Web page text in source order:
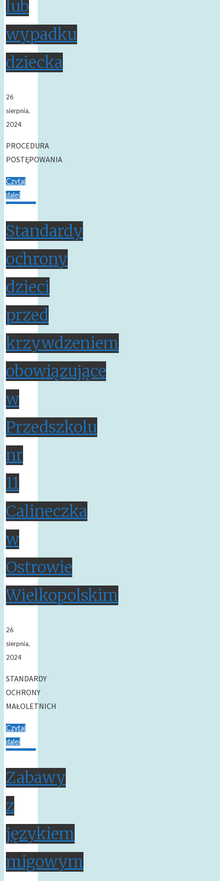
lub
wypadku
dziecka
26
sierpnia,
2024
PROCEDURA
POSTĘPOWANIA
Czytaj
dalej
Standardy
ochrony
dzieci
przed
krzywdzeniem
obowiązujące
w
Przedszkolu
nr
11
Calineczka
w
Ostrowie
Wielkopolskim
26
sierpnia,
2024
STANDARDY
OCHRONY
MAŁOLETNICH
Czytaj
dalej
Zabawy
z
językiem
migowym